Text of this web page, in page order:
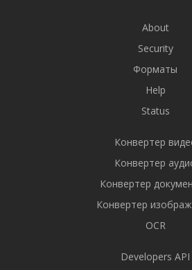
About
Security
Форматы
Help
Status
Конвертер
Конвертер
Конвертер
Конвертер
OCR
Developers API